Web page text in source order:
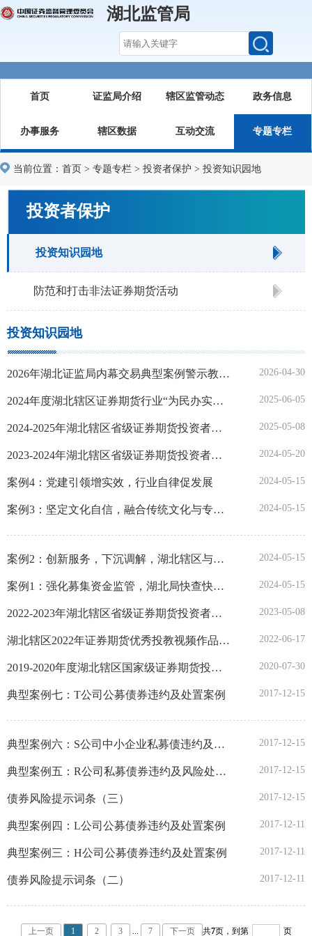
湖北监管局
首页 证监局介绍 辖区监管动态 政务信息
办事服务 辖区数据 互动交流 专题专栏
当前位置： 首页 > 专题专栏 > 投资者保护 > 投资知识园地
投资者保护
投资知识园地
防范和打击非法证券期货活动
投资知识园地
2026年湖北证监局内幕交易典型案例警示教育学习宣传资料 2026-04-30
2024年度湖北辖区证券期货行业“为民办实事”示范案例 2025-06-05
2024-2025年湖北辖区省级证券期货投资者教育基地考核结果 2025-05-08
2023-2024年湖北辖区省级证券期货投资者教育基地考核结果 2024-05-20
案例4：党建引领增实效，行业自律促发展 2024-05-15
案例3：坚定文化自信，融合传统文化与专业知识，打造高质量投教产品 2024-05-15
案例2：创新服务，下沉调解，湖北辖区与人民法院共建诉调对接工作室 2024-05-15
案例1：强化募集资金监管，湖北局快查快处某公司案 2024-05-15
2022-2023年湖北辖区省级证券期货投资者教育基地考核结果 2023-05-08
湖北辖区2022年证券期货优秀投教视频作品获奖名单 2022-06-17
2019-2020年度湖北辖区国家级证券期货投资者教育基地考核结果 2020-07-30
典型案例七：T公司公募债券违约及处置案例 2017-12-15
典型案例六：S公司中小企业私募债违约及处置案例 2017-12-15
典型案例五：R公司私募债券违约及风险处置案例 2017-12-15
债券风险提示词条（三） 2017-12-15
典型案例四：L公司公募债券违约及处置案例 2017-12-11
典型案例三：H公司公募债券违约及处置案例 2017-12-11
债券风险提示词条（二） 2017-12-11
上一页 1 2 3 ... 7 下一页 共7页， 到第 页